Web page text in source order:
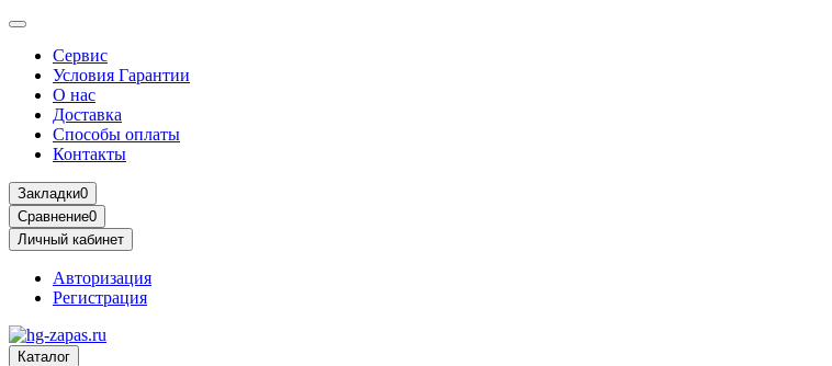
Сервис
Условия Гарантии
О нас
Доставка
Способы оплаты
Контакты
Закладки0
Сравнение0
Личный кабинет
Авторизация
Регистрация
Каталог